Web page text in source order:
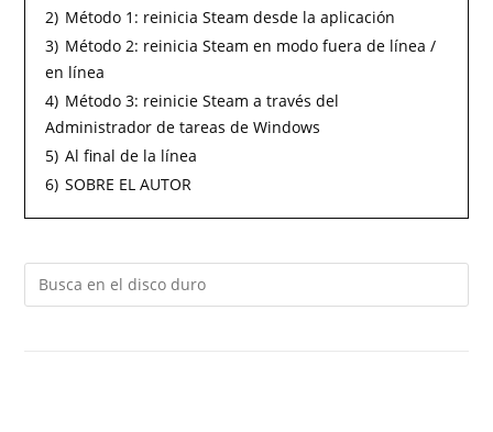
2) Método 1: reinicia Steam desde la aplicación
3) Método 2: reinicia Steam en modo fuera de línea /
en línea
4) Método 3: reinicie Steam a través del
Administrador de tareas de Windows
5) Al final de la línea
6) SOBRE EL AUTOR